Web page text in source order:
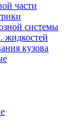
части
системы
жидкостей
кузова